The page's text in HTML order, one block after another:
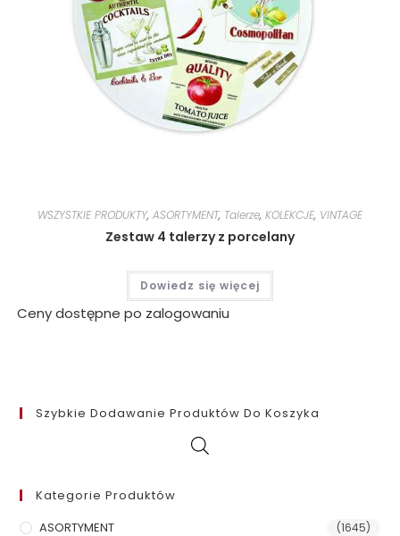
WSZYSTKIE PRODUKTY, ASORTYMENT, Talerze, KOLEKCJE, VINTAGE
Zestaw 4 talerzy z porcelany
Dowiedz się więcej
Ceny dostępne po zalogowaniu
Szybkie Dodawanie Produktów Do Koszyka
Kategorie Produktów
ASORTYMENT
(1645)